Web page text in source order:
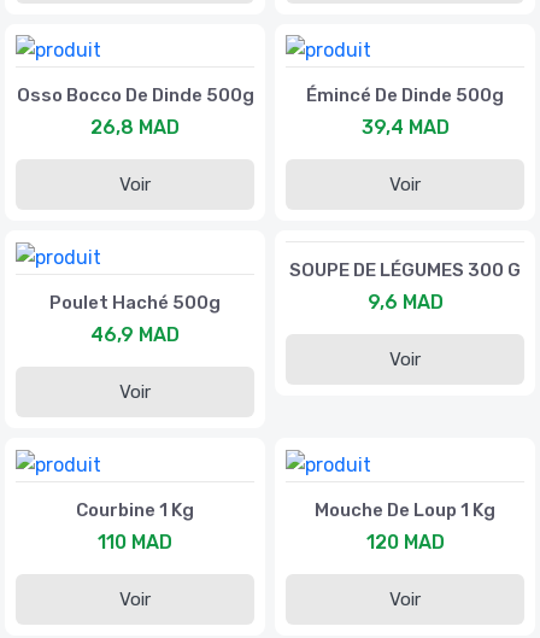
Osso Bocco De Dinde 500g
26,8 MAD
Voir
Émincé De Dinde 500g
39,4 MAD
Voir
Poulet Haché 500g
46,9 MAD
Voir
SOUPE DE LÉGUMES 300 G
9,6 MAD
Voir
Courbine 1 Kg
110 MAD
Voir
Mouche De Loup 1 Kg
120 MAD
Voir